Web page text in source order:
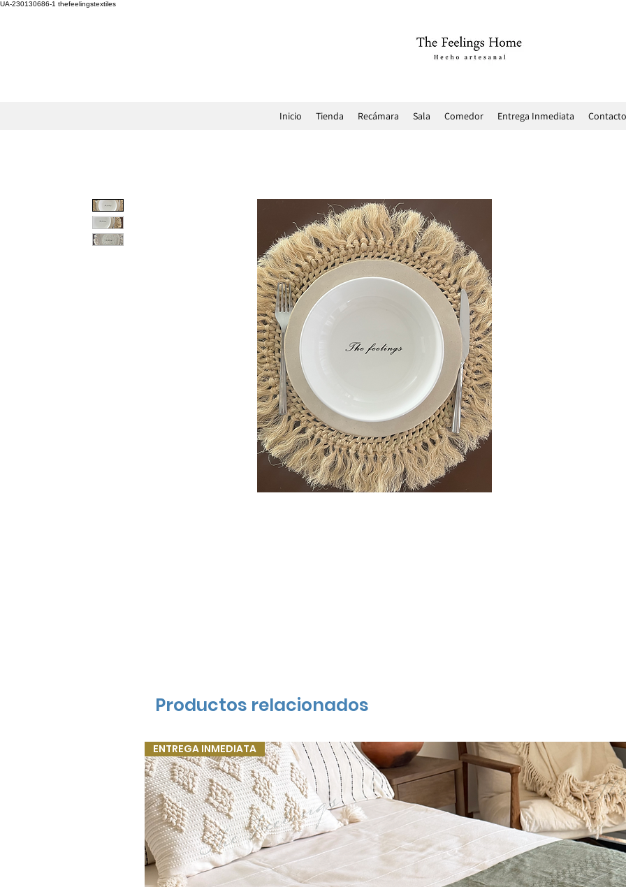
UA-230130686-1 thefeelingstextiles
Inicio Tienda Recámara Sala Comedor Entrega Inmediata Contacto
Productos relacionados
ENTREGA INMEDIATA